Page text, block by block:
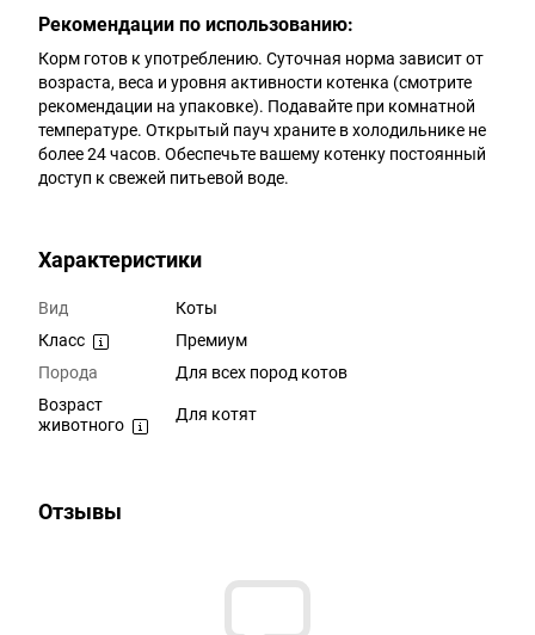
Рекомендации по использованию:
Корм готов к употреблению. Суточная норма зависит от
возраста, веса и уровня активности котенка (смотрите
рекомендации на упаковке). Подавайте при комнатной
температуре. Открытый пауч храните в холодильнике не
более 24 часов. Обеспечьте вашему котенку постоянный
доступ к свежей питьевой воде.
Характеристики
Вид
Коты
Класс
Премиум
Порода
Для всех пород котов
Возраст
животного
Для котят
Отзывы